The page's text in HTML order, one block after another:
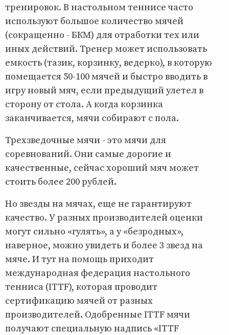
тренировок. В настольном теннисе часто
используют большое количество мячей
(сокращенно - БКМ) для отработки тех или
иных действий. Тренер может использовать
емкость (тазик, корзинку, ведерко), в которую
помещается 50-100 мячей и быстро вводить в
игру новый мяч, если предыдущий улетел в
сторону от стола. А когда корзинка
заканчивается, мячи собирают с пола.
Трехзведочные мячи - это мячи для
соревнований. Они самые дорогие и
качественные, сейчас хороший мяч может
стоить более 200 рублей.
Но звезды на мячах, еще не гарантируют
качество. У разных производителей оценки
могут сильно «гулять», а у «безродных»,
наверное, можно увидеть и более 3 звезд на
мяче. И тут на помощь приходит
международная федерация настольного
тенниса (ITTF), которая проводит
сертификацию мячей от разных
производителей. Одобренные ITTF мячи
получают специальную надпись «ITTF